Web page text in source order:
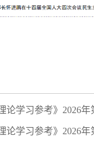
论学习参考》2026年
论学习参考》2026年